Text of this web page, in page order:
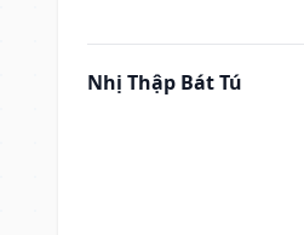
Nhị Thập Bát Tú